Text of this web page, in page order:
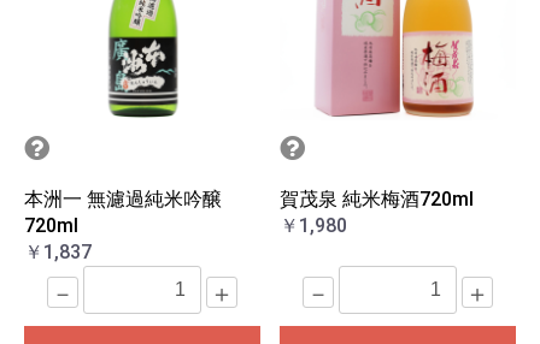
本洲一 無濾過純米吟醸
720ml
￥1,837
－ ＋
賀茂泉 純米梅酒720ml
￥1,980
－ ＋